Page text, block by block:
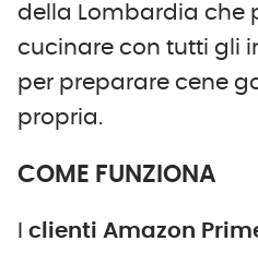
della Lombardia che
cucinare con tutti gli
per preparare cene
propria.
COME FUNZIONA
clienti Amazon